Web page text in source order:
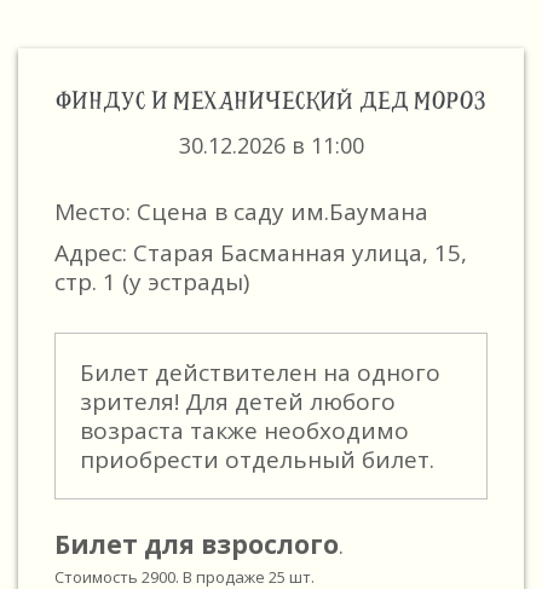
ФИНДУС И МЕХАНИЧЕСКИЙ ДЕД МОРОЗ
30.12.2026 в 11:00
Место: Сцена в саду им.Баумана
Адрес: Старая Басманная улица, 15,
стр. 1 (у эстрады)
Билет действителен на одного
зрителя! Для детей любого
возраста также необходимо
приобрести отдельный билет.
Билет для взрослого.
Стоимость 2900. В продаже 25 шт.